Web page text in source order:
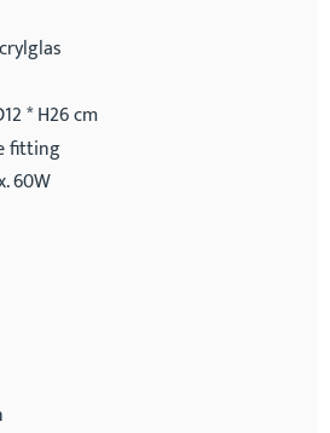
* H26 cm
fitting
60W